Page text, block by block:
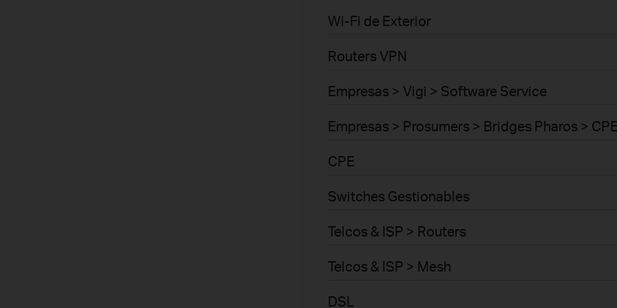
Wi-Fi de Exterior
Routers VPN
Empresas > Vigi > Software Service
Empresas > Prosumers > Bridges Pharos >
CPE
Switches Gestionables
Telcos & ISP > Routers
Telcos & ISP > Mesh
DSL